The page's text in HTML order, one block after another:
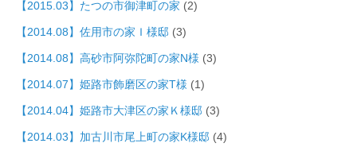
【2015.03】たつの市御津町の家 (2)
【2014.08】佐用市の家Ｉ様邸 (3)
【2014.08】高砂市阿弥陀町の家N様 (3)
【2014.07】姫路市飾磨区の家T様 (1)
【2014.04】姫路市大津区の家Ｋ様邸 (3)
【2014.03】加古川市尾上町の家K様邸 (4)